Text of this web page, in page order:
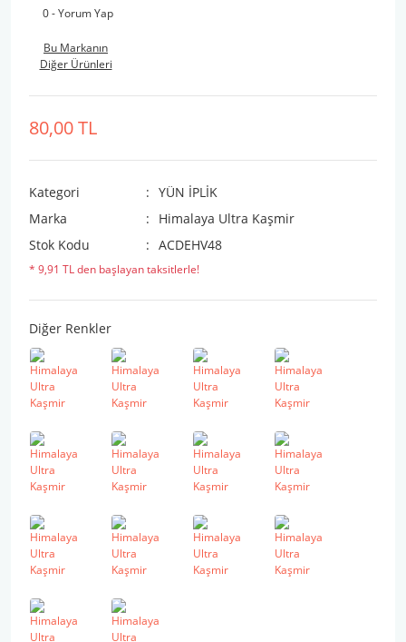
0 - Yorum Yap
Bu Markanın
Diğer Ürünleri
80,00 TL
Kategori
YÜN İPLİK
Marka
Himalaya Ultra Kaşmir
Stok Kodu
ACDEHV48
* 9,91 TL den başlayan taksitlerle!
Diğer Renkler